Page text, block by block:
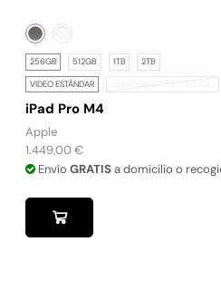
256GB 512GB 1TB 2TB
VIDEO ESTÁNDAR VIDRIO NANOTEXTURIZADO
iPad Pro M4
Apple
1.449,00€
Envío GRATISa domicilio o